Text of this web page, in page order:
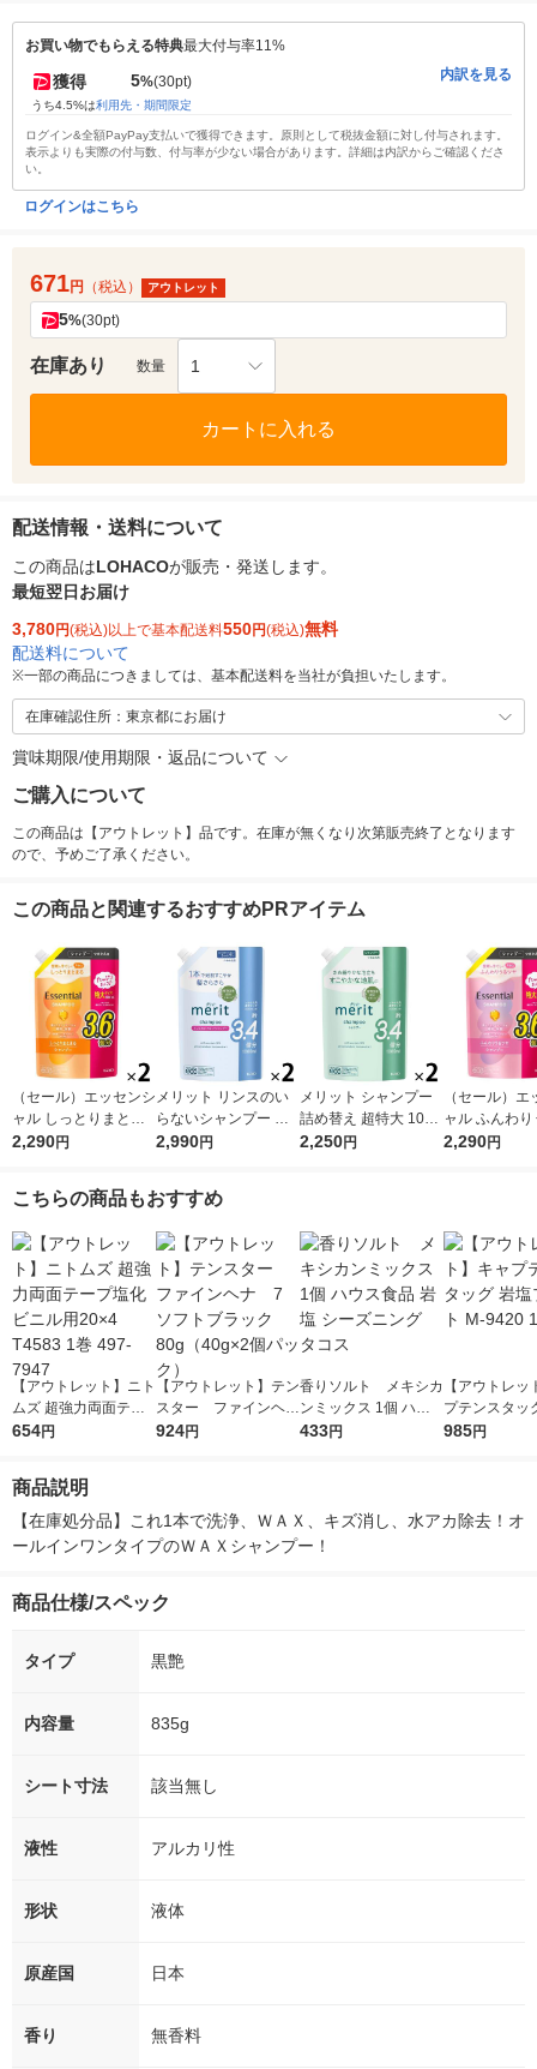
お買い物でもらえる特典最大付与率11%
獲得 5%(30pt)
うち4.5%は利用先・期間限定
内訳を見る
ログイン&全額PayPay支払いで獲得できます。原則として税抜金額に対し付与されます。
表示よりも実際の付与数、付与率が少ない場合があります。詳細は内訳からご確認くださ
い。
ログインはこちら
671円 （税込） アウトレット
5%(30pt)
在庫あり 数量 1
カートに入れる
配送情報・送料について
この商品はLOHACOが販売・発送します。
最短翌日お届け
3,780円(税込)以上で基本配送料550円(税込)無料
配送料について
※一部の商品につきましては、基本配送料を当社が負担いたします。
在庫確認住所：東京都にお届け
賞味期限/使用期限・返品について
ご購入について
この商品は【アウトレット】品です。在庫が無くなり次第販売終了となります
ので、予めご了承ください。
この商品と関連するおすすめPRアイテム
（セール）エッセンシ
ャル しっとりまとま
る シャンプー 詰め替
2,290円
メリット リンスのい
らないシャンプー 詰
め替え 超特大 1080ml
2,990円
メリット シャンプー
詰め替え 超特大 1080
ml 2個 花王
2,250円
（セール）エ
ャル ふんわ
ヤ シャンプー
2,290円
こちらの商品もおすすめ
【アウトレット】ニト
ムズ 超強力両面テー
プ塩化ビニル用20×4
654円
【アウトレット】テン
スター ファインヘ
ナ 7 ソフトブラッ
924円
香りソルト メキシカ
ンミックス 1個 ハウ
ス食品 岩塩 シーズニ
433円
【アウトレッ
プテンスタッ
プレート M-
985円
商品説明
【在庫処分品】これ1本で洗浄、ＷＡＸ、キズ消し、水アカ除去！オ
ールインワンタイプのＷＡＸシャンプー！
商品仕様/スペック
タイプ 黒艶
内容量 835g
シート寸法 該当無し
液性 アルカリ性
形状 液体
原産国 日本
香り 無香料